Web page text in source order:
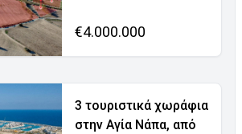
€4.000.000
3 τουριστικά χωράφια
στην Αγία Νάπα, από